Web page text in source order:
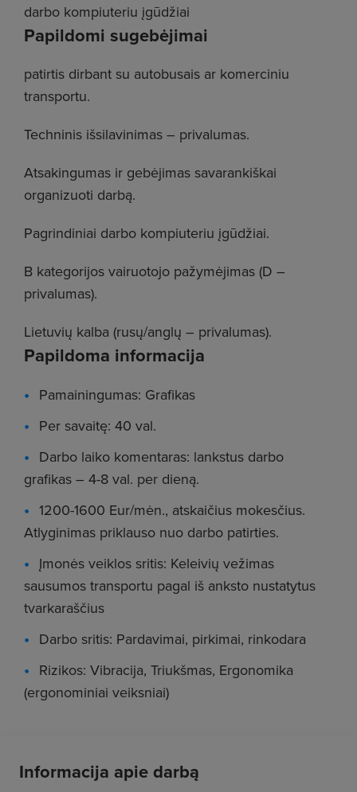
darbo kompiuteriu įgūdžiai
Papildomi sugebėjimai
patirtis dirbant su autobusais ar komerciniu
transportu.
Techninis išsilavinimas – privalumas.
Atsakingumas ir gebėjimas savarankiškai
organizuoti darbą.
Pagrindiniai darbo kompiuteriu įgūdžiai.
B kategorijos vairuotojo pažymėjimas (D –
privalumas).
Lietuvių kalba (rusų/anglų – privalumas).
Papildoma informacija
Pamainingumas: Grafikas
Per savaitę: 40 val.
Darbo laiko komentaras: lankstus darbo
grafikas – 4-8 val. per dieną.
1200-1600 Eur/mėn., atskaičius mokesčius.
Atlyginimas priklauso nuo darbo patirties.
Įmonės veiklos sritis: Keleivių vežimas
sausumos transportu pagal iš anksto nustatytus
tvarkaraščius
Darbo sritis: Pardavimai, pirkimai, rinkodara
Rizikos: Vibracija, Triukšmas, Ergonomika
(ergonominiai veiksniai)
Informacija apie darbą